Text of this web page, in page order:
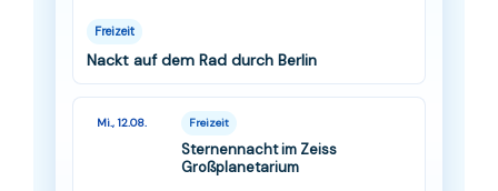
Freizeit
Nackt auf dem Rad durch Berlin
Mi., 12.08. Freizeit
Sternennacht im Zeiss
Großplanetarium